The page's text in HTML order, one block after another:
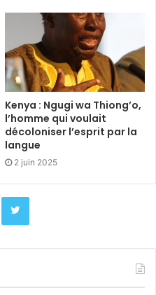
Kenya : Ngugi wa Thiong’o,
l’homme qui voulait
décoloniser l’esprit par la
langue
2 juin 2025